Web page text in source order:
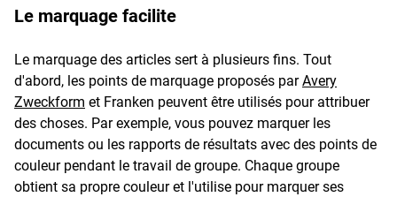
Le marquage facilite
Le marquage des articles sert à plusieurs fins. Tout
d'abord, les points de marquage proposés parAvery
Zweckform et Franken peuvent être utilisés pour attribuer
des choses. Par exemple, vous pouvez marquer les
documents ou les rapports de résultats avec des points de
couleur pendant le travail de groupe. Chaque groupe
obtient sa propre couleur et l'utilise pour marquer ses